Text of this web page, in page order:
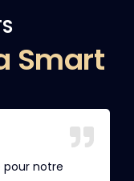
Smart
pour notre